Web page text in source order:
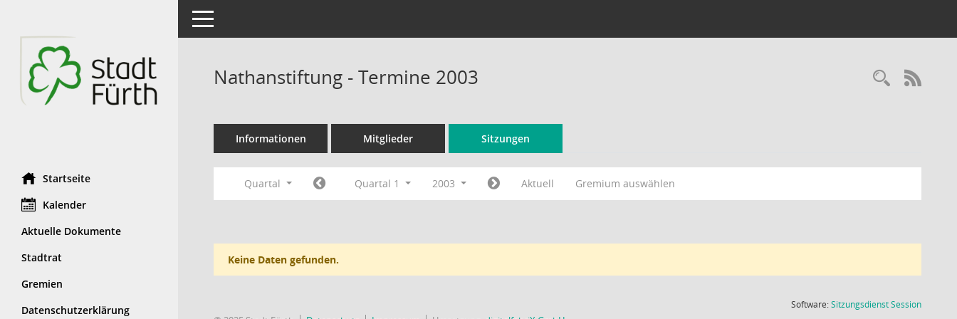
Startseite
Kalender
Aktuelle Dokumente
Stadtrat
Gremien
Datenschutzerklärung
Toggle navigation
Nathanstiftung - Termine 2003
Informationen Mitglieder Sitzungen
Quartal Quartal 1 2003 Aktuell Gremium auswählen
Keine Daten gefunden.
Software:SitzungsdienstSession(Wird in